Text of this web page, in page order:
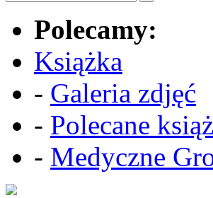
Polecamy:
Książka
- Galeria zdjęć
- Polecane
- Medyczne